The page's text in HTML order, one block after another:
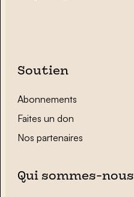
Soutien
Abonnements
Faites un don
Nos partenaires
Qui sommes-nous